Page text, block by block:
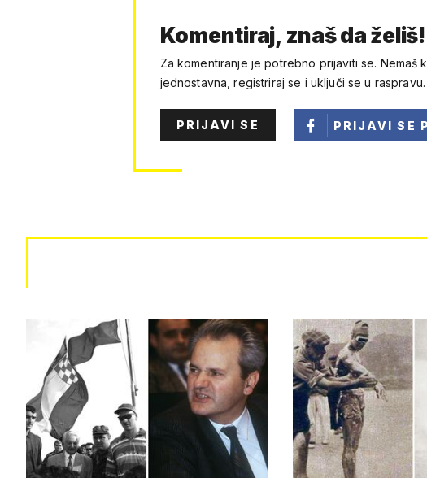
Komentiraj, znaš da želiš!
Za komentiranje je potrebno prijaviti se. Nemaš
jednostavna, registriraj se i uključi se u raspravu.
PRIJAVI SE PRIJAVI SE